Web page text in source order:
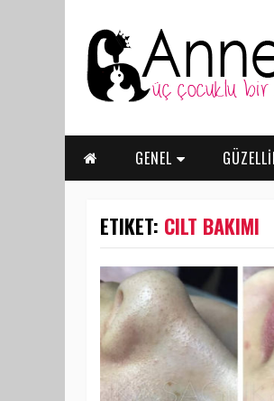
GENEL
ETIKET: CILT BAKIMI